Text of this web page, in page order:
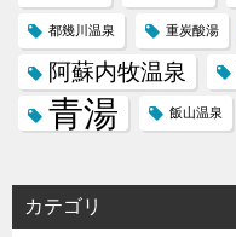
都幾川温泉 重炭酸湯
阿蘇内牧温泉
青湯 飯山温泉
カテゴリ